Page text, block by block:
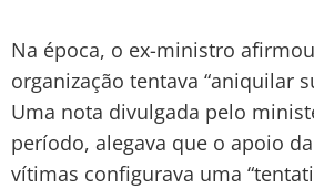
Na época, o ex-ministro
organização tentava “aniquilar
Uma nota divulgada pelo
período, alegava que o apoio
vítimas configurava uma